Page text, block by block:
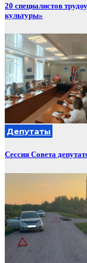
20 специалистов
культуры»
Депутаты
Сессия Совета